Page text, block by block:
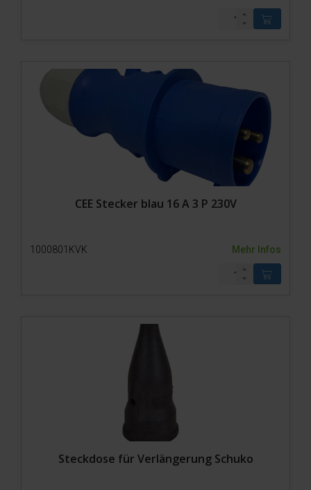
CEE Stecker blau 16 A 3 P 230V
1000801KVK Mehr Infos
Steckdose für Verlängerung Schuko